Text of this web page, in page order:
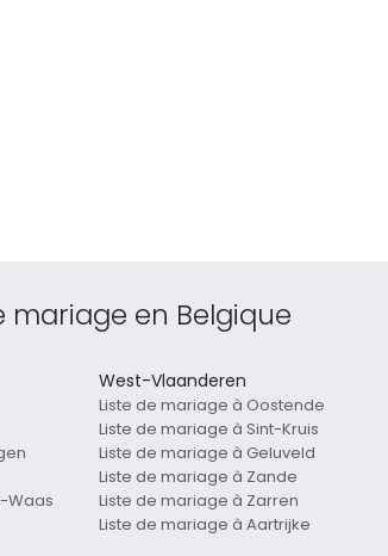
mariage en Belgique
Waas
West-Vlaanderen
Liste de mariage à Oostende
Liste de mariage à Sint-Kruis
Liste de mariage à Geluveld
Liste de mariage à Zande
Liste de mariage à Zarren
Liste de mariage à Aartrijke